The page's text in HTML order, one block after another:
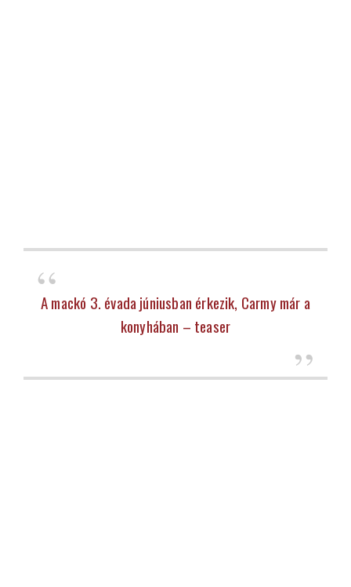
A mackó 3. évada júniusban érkezik, Carmy már a
konyhában – teaser